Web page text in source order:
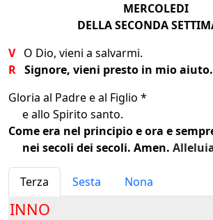
MERCOLEDI
DELLA SECONDA
V O Dio, vieni a salvarmi.
R Signore, vieni presto in mio aiuto.
Gloria al Padre e al Figlio *
e allo Spirito santo.
Come era nel principio e ora e
nei secoli dei secoli. Amen.
Terza Sesta Nona
INNO